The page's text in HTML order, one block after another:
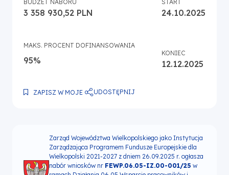
BUDŻET NABORU
3 358 930,52 PLN
MAKS. PROCENT DOFINANSOWANIA
95%
START
24.10.2025
KONIEC
12.12.2025
ZAPISZ W MOJE UDOSTĘPNIJ
Zarząd Województwa Wielkopolskiego jako Instytucja
Zarządzająca Programem Fundusze Europejskie dla
Wielkopolski 2021-2027 z dniem 26.09.2025 r. ogłasza
nabór wniosków nr FEWP.06.05-IZ.00-001/25 w